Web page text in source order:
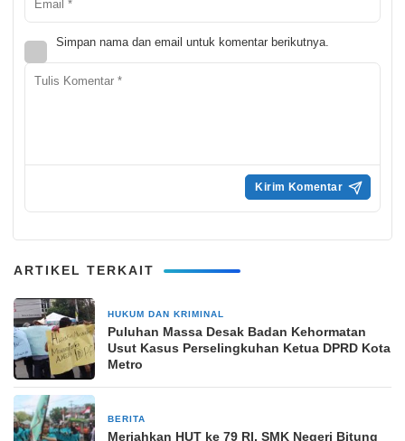
Simpan nama dan email untuk komentar berikutnya.
ARTIKEL TERKAIT
HUKUM DAN KRIMINAL
Puluhan Massa Desak Badan Kehormatan
Usut Kasus Perselingkuhan Ketua DPRD Kota
Metro
BERITA
Meriahkan HUT ke 79 RI, SMK Negeri Bitung